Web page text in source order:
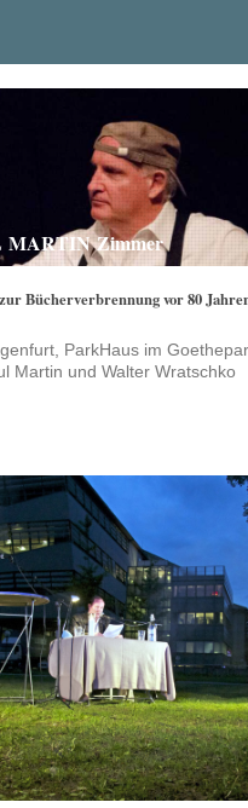
MARTIN Zimmer
Bücherverbrennung vor 80
ParkHaus im
Martin und Walter Wratschko